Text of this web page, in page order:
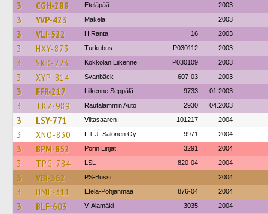
3 CGH-288 Eteläpää 2003
3 YVP-423 Mäkela 2003
3 VLI-522 H.Ranta 16 2003
3 HXY-873 Turkubus P030112 2003
3 SKK-223 Kokkolan Liikenne P030109 2003
3 XYP-814 Svanbäck 607-03 2003
3 FFR-217 Liikenne Seppälä 9733 01.2003
3 TKZ-989 Rautalammin Auto 2930 04.2003
3 LSY-771 Viitasaaren 101217 2004
3 XNO-830 L-l. J. Salonen Oy 9971 2004
3 BPM-852 Porin Linjat 3291 2004
3 TPG-784 LSL 820-04 2004
3 VBI-362 PS-Bussi 2004
3 HMF-311 Etelä-Pohjanmaa 876-04 2004
3 BLF-603 V. Alamäki 3035 2004